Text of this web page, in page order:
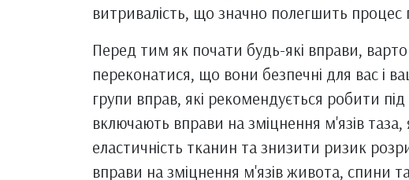
витривалість, що значно полегшить процес
Перед тим як почати будь-які вправи,
переконатися, що вони безпечні для вас і
групи вправ, які рекомендується робити під
включають вправи на зміцнення м'язів
еластичність тканин та знизити ризик
вправи на зміцнення м'язів живота, спини